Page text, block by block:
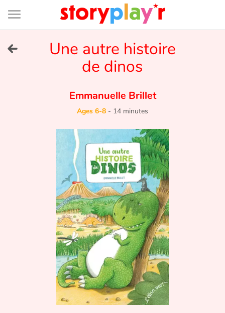
Connexion
Bibliothèque
de
page
Tales and classics in french
Fable, myth, literature and poetry
Princesses and princes, kings, queens and dragons
Ogres, monsters and witches
Heroines and Heroes
Une autre histoire
de dinos
Emmanuelle Brillet
Ages 6-8 - 14 minutes